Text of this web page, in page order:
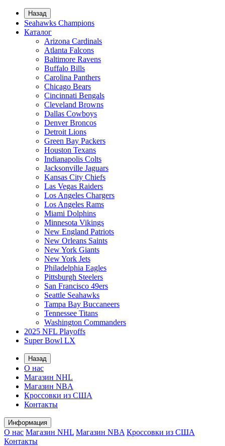
Назад
Seahawks Champions
Каталог
Arizona Cardinals
Atlanta Falcons
Baltimore Ravens
Buffalo Bills
Carolina Panthers
Chicago Bears
Cincinnati Bengals
Cleveland Browns
Dallas Cowboys
Denver Broncos
Detroit Lions
Green Bay Packers
Houston Texans
Indianapolis Colts
Jacksonville Jaguars
Kansas City Chiefs
Las Vegas Raiders
Los Angeles Chargers
Los Angeles Rams
Miami Dolphins
Minnesota Vikings
New England Patriots
New Orleans Saints
New York Giants
New York Jets
Philadelphia Eagles
Pittsburgh Steelers
San Francisco 49ers
Seattle Seahawks
Tampa Bay Buccaneers
Tennessee Titans
Washington Commanders
2025 NFL Playoffs
Super Bowl LX
Назад
О нас
Магазин NHL
Магазин NBA
Кроссовки из США
Контакты
Информация
О нас Магазин NHL Магазин NBA Кроссовки из США
Контакты